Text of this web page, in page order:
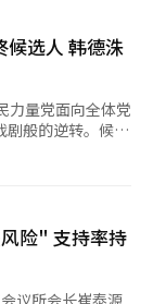
候选人 韩德洙
力量党面向全体党
剧般的逆转。候选
日“起死回生”，
量党面向全体党
候选人的提议，反
以保留候选人身
员会委员长和雇
险" 支持率持
议所会长崔泰源